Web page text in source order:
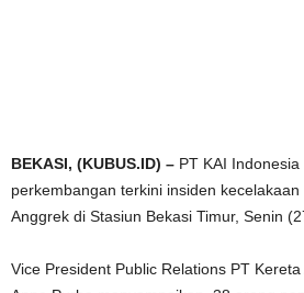
BEKASI, (KUBUS.ID) – PT KAI
perkembangan terkini insiden kecelakaan
Anggrek di Stasiun Bekasi Timur, Senin
Vice President Public Relations PT Kereta